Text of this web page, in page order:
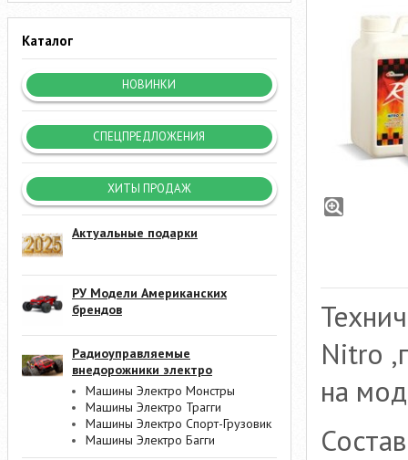
Каталог
НОВИНКИ
СПЕЦПРЕДЛОЖЕНИЯ
ХИТЫ ПРОДАЖ
Актуальные подарки
РУ Модели Американских
брендов
Радиоуправляемые
внедорожники электро
Машины Электро Монстры
Машины Электро Трагги
Машины Электро Спорт-Грузовик
Машины Электро Багги
Nitro
на